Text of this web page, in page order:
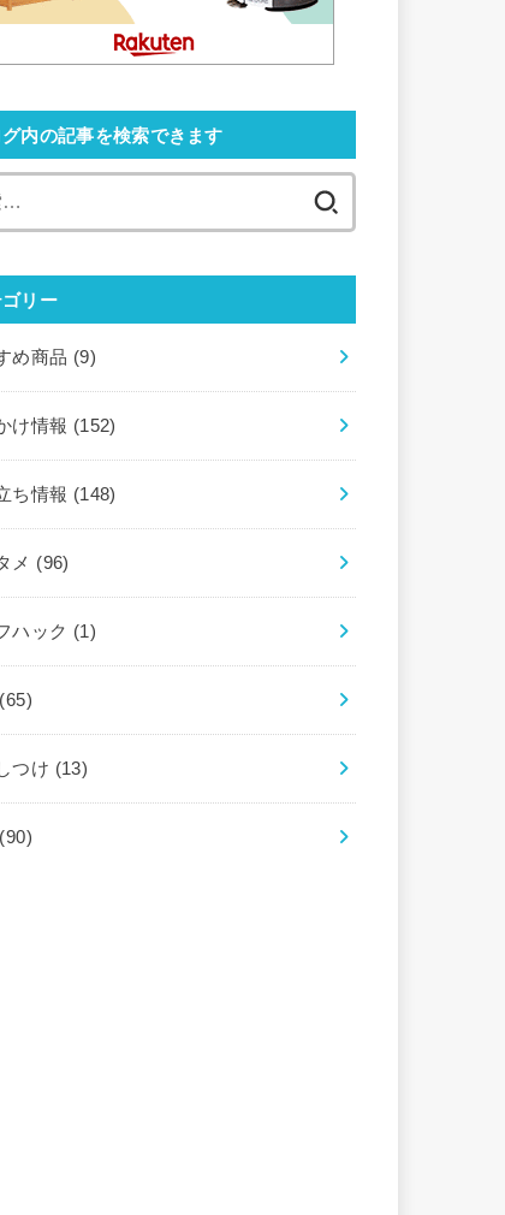
グ内の記事を検索できます
ゴリー
め商品 (9)
け情報 (152)
ち情報 (148)
メ (96)
ハック (1)
(65)
つけ (13)
(90)